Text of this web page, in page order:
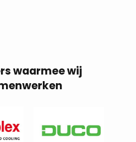
waarmee wij